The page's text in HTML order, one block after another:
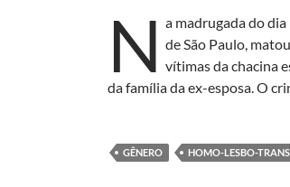
N a madrugada do
de São Paulo,
vítimas da chacina
da família da ex-esposa. O
GÊNERO HOMO-LESBO-